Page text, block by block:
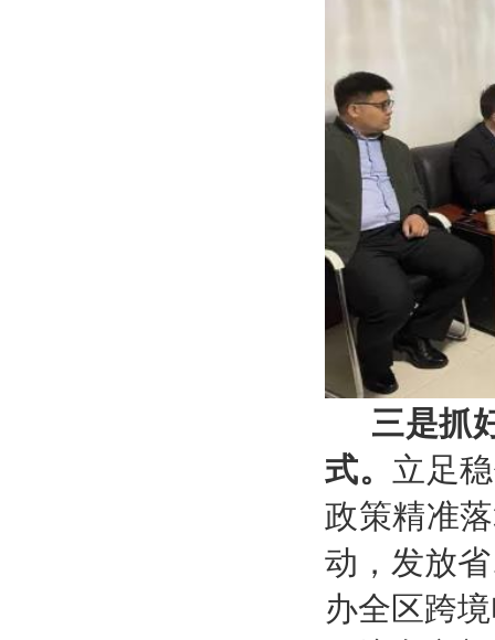
三是抓
式。 立足
政策精准
动， 发放省
办全区跨